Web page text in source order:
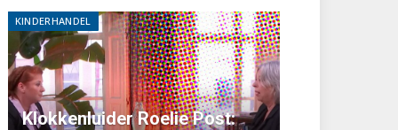
KINDERHANDEL
Klokkenluider Roelie Post: